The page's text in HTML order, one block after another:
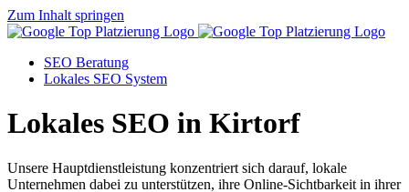
Zum Inhalt springen
SEO Beratung
Lokales SEO System
Lokales SEO in Kirtorf
Unsere Hauptdienstleistung konzentriert sich darauf, lokale
Unternehmen dabei zu unterstützen, ihre Online-Sichtbarkeit in ihrer